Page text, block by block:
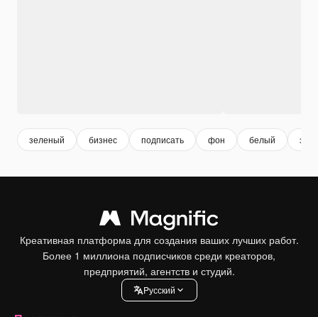
зеленый бизнес подписать фон белый
Креативная платформа для создания ваших лучших работ.
Более 1 миллиона подписчиков среди креаторов,
предприятий, агентств и студий.
Pусский